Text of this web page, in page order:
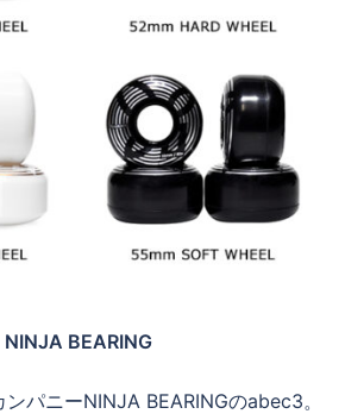
NINJA BEARING
パニーNINJA BEARINGのabec3。